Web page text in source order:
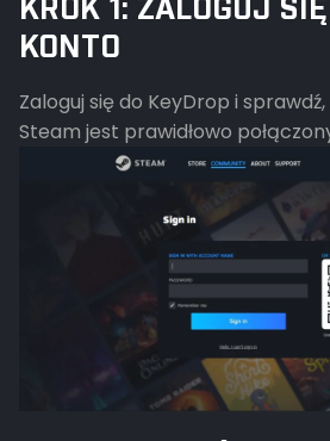
KROK 1: ZALOGUJ
KONTO
Zaloguj się do KeyDrop i
Steam jest prawidłowo